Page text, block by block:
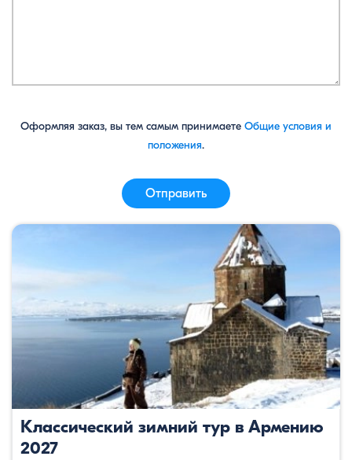
Оформляя заказ, вы тем самым принимаете Общие условия и
положения.
Отправить
Классический зимний тур в Армению
2027